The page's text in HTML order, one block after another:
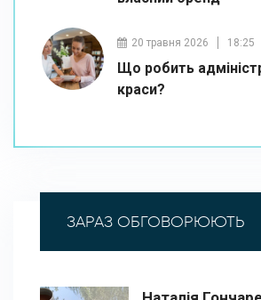
20 травня 2026 18:25
Що робить
краси?
ЗАРАЗ ОБГОВОРЮЮТЬ